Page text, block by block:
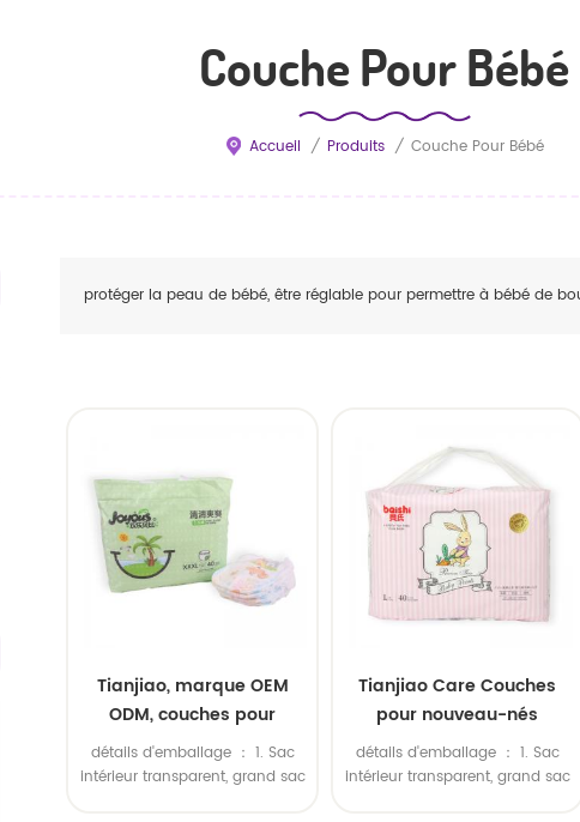
Couche Pour Bébé
Accueil / Produits / Couche Pour Bébé
protéger la peau de bébé, être réglable pour permettre à bébé de
Tianjiao, marque OEM
ODM, couches pour
nouveau-nés respirantes
et absorbantes douces
détails d'emballage ： 1. Sac
intérieur transparent, grand sac
Tianjiao Care Couches
pour nouveau-nés
douces et écologiques,
usine chinoise en gros
détails d'emballage ： 1. Sac
intérieur transparent, grand sac